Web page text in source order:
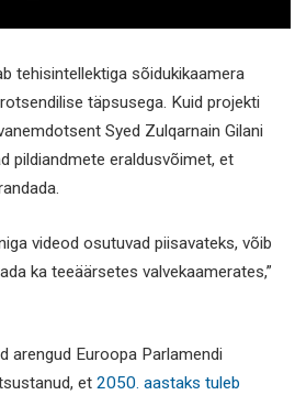
tehisintellektiga sõidukikaamera
täpsusega. Kuid projekti
Syed Zulqarnain Gilani
pildiandmete eraldusvõimet, et
videod osutuvad piisavateks, võib
ka teeäärsetes valvekaamerates,”
arengud Euroopa Parlamendi
et 2050. aastaks tuleb